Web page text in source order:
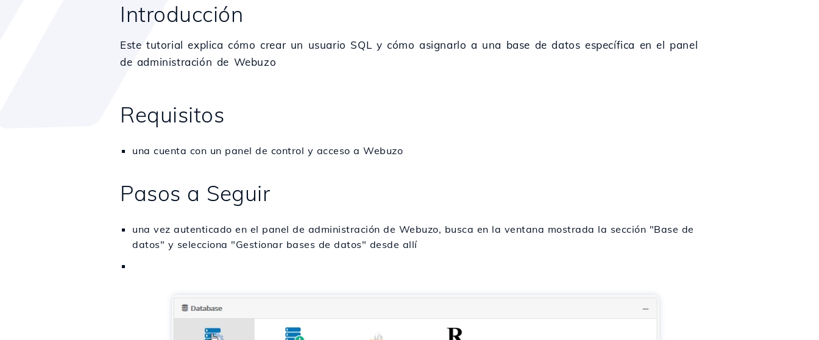
Introducción
Este tutorial explica cómo crear un usuario SQL y cómo asignarlo a una base de datos específica en el panel
de administración de Webuzo
Requisitos
una cuenta con un panel de control y acceso a Webuzo
Pasos a Seguir
una vez autenticado en el panel de administración de Webuzo, busca en la ventana mostrada la sección "Base de
datos" y selecciona "Gestionar bases de datos" desde allí